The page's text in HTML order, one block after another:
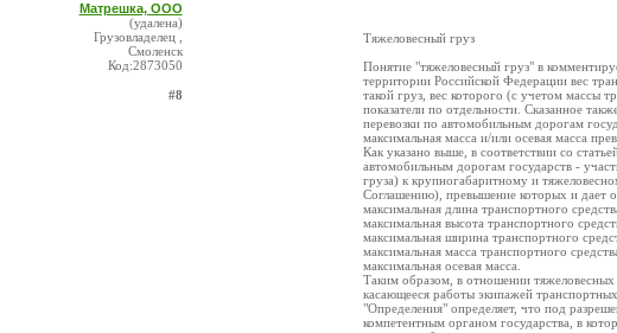
Матрешка, ООО
(удалена)
Грузовладелец ,
Смоленск
Код:2873050
#8
Тяжеловесный груз
Понятие "тяжеловесный груз" в
территории Российской Федерации вес
такой груз, вес которого (с учетом массы
показатели по отдельности. Сказанное
перевозки по автомобильным дорогам
максимальная масса и/или осевая масса
Как указано выше, в соответствии со
автомобильным дорогам государств -
груза) к крупногабаритному и
Соглашению), превышение которых и дает
максимальная длина транспортного
максимальная высота транспортного
максимальная ширина транспортного
максимальная масса транспортного
максимальная осевая масса.
Таким образом, в отношении тяжеловесных
касающееся работы экипажей
"Определения" определяет, что под
компетентным органом государства, в